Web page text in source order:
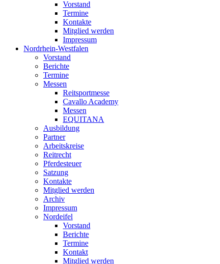
Vorstand
Termine
Kontakte
Mitglied werden
Impressum
Nordrhein-Westfalen
Vorstand
Berichte
Termine
Messen
Reitsportmesse
Cavallo Academy
Messen
EQUITANA
Ausbildung
Partner
Arbeitskreise
Reitrecht
Pferdesteuer
Satzung
Kontakte
Mitglied werden
Archiv
Impressum
Nordeifel
Vorstand
Berichte
Termine
Kontakt
Mitglied werden